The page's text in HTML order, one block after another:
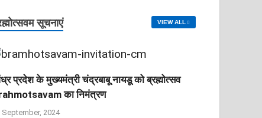
सूचनाएं VIEW ALL
प्रदेश के मुख्यमंत्री चंद्रबाबू नायडू को ब्रह्मोत्सव
का निमंत्रण
September, 2024